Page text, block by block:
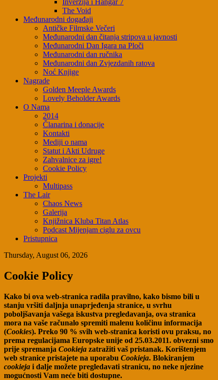
Inverzija i Hangar 7
The Void
Međunarodni događaji
Antičke Filmske Večeri
Međunarodni dan čitanja stripova u javnosti
Međunarodni Dan Igara na Ploči
Međunarodni dan ručnika
Međunarodni dan Zvjezdanih ratova
Noć Knjige
Nagrade
Golden Meeple Awards
Lovely Beholder Awards
O Nama
2014
Članarina i donacije
Kontakti
Mediji o nama
Statut i Akti Udruge
Zahvalnice za igre!
Cookie Policy
Projekti
Multipass
The Lair
Chaos News
Galerija
Knjižnica Kluba Titan Atlas
Podcast Mijenjam ciglu za ovcu
Pristupnica
Thursday, August 06, 2026
Cookie Policy
Kako bi ova web-stranica radila pravilno, kako bismo bili u
stanju vršiti daljnja unaprjeđenja stranice, u svrhu
poboljšavanja vašega iskustva pregledavanja, ova stranica
mora na vaše računalo spremiti malenu količinu informacija
(Cookies). Preko 90 % svih web-stranica koristi ovu praksu, no
prema regulacijama Europske unije od 25.03.2011. obvezni smo
prije spremanja Cookieja zatražiti vaš pristanak. Korištenjem
web stranice pristajete na uporabu Cookieja. Blokiranjem
cookieja i dalje možete pregledavati stranicu, no neke njezine
mogućnosti Vam neće biti dostupne.